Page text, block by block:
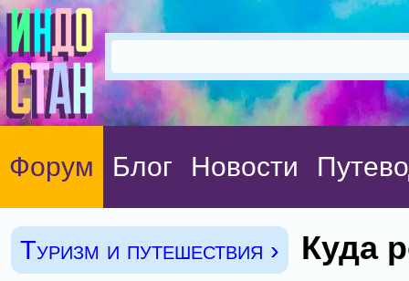
Форум Блог Новости
Туризм и путешествия ›
Куда